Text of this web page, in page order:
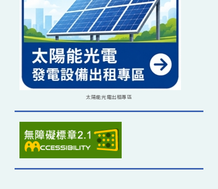
太陽能光電出租專區